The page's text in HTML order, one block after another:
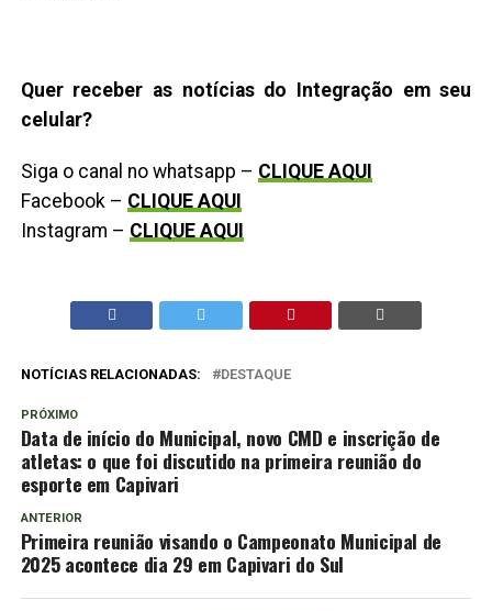
Quer receber as notícias do Integração em seu
celular?
Siga o canal no whatsapp – CLIQUE AQUI
Facebook – CLIQUE AQUI
Instagram – CLIQUE AQUI
NOTÍCIAS RELACIONADAS: DESTAQUE
PRÓXIMO
Data de início do Municipal, novo CMD e inscrição de
atletas: o que foi discutido na primeira reunião do
esporte em Capivari
ANTERIOR
Primeira reunião visando o Campeonato Municipal de
2025 acontece dia 29 em Capivari do Sul